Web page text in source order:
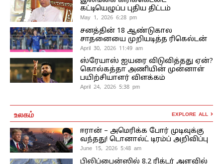
கட்டியெழுப்ப புதிய திட்டம்
May 1, 2026 6:28 pm
சனத்தின் 18 ஆண்டுகால
சாதனையை முறியடித்த ரிகெல்டன்
April 30, 2026 11:49 am
ஸ்ரேயாஸ் ஐயரை விடுவித்தது ஏன்?
கொல்கத்தா அணியின் முன்னாள்
பயிற்சியாளர் விளக்கம்
April 24, 2026 5:38 pm
உலகம் EXPLORE ALL
ஈரான் – அமெரிக்க போர் முடிவுக்கு
வந்தது! டொனால்ட் டிரம்ப் அறிவிப்பு
June 15, 2026 5:48 am
பிலிப்பைன்ஸில் 8.2 ரிக்டர் அளவில்